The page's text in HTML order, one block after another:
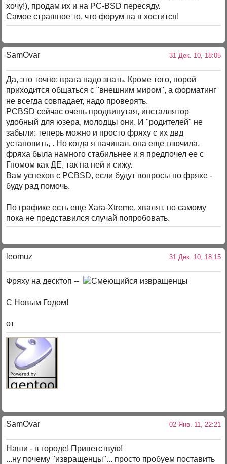
хочу!), продам их и на PC-BSD пересяду.
Самое страшное то, что форум на в хостится!
SamOvar 31 Дек. 10, 18:05
Да, это точно: врага надо знать. Кроме того, порой
приходится общаться с "внешним миром", а форматинг
не всегда совпадает, надо проверять.
PCBSD сейчас очень продвинутая, инсталлятор
удобный для юзера, молодцы они. И "родителей" не
забыли: теперь можно и просто фряху с их двд
установить, . Но когда я начинал, она еще глючила,
фряха была намного стабильнее и я предпочел ее с
Гномом как ДЕ, так на ней и сижу.
Вам успехов с PCBSD, если будут вопросы по фряхе -
буду рад помочь.
По графике есть еще Xara-Xtreme, хвалят, но самому
пока не представился случай попробовать.
leomuz 31 Дек. 10, 18:15
Фряху на десктоп -- извращенцы
С Новым Годом!
от
SamOvar 02 Янв. 11, 22:21
Наши - в городе! Приветствую!
...ну почему "извращенцы"... просто пробуем поставить